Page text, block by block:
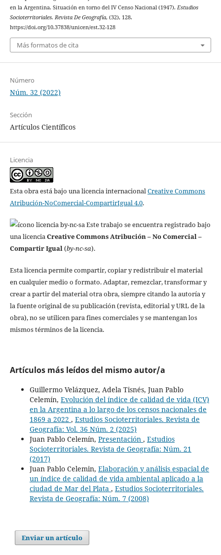
en la Argentina. Situación en torno del IV Censo Nacional (1947). Estudios
Socioterritoriales. Revista De Geografía, (32), 128.
https://doi.org/10.37838/unicen/est.32-128
Más formatos de cita
Número
Núm. 32 (2022)
Sección
Artículos Científicos
Licencia
Esta obra está bajo una licencia internacionalCreative Commons
Atribución-NoComercial-CompartirIgual 4.0.
Este trabajo se encuentra registrado bajo
una licenciaCreative Commons Atribución – No Comercial –
Compartir Igual(by-nc-sa).
Esta licencia permite compartir, copiar y redistribuir el material
en cualquier medio o formato. Adaptar, remezclar, transformar y
crear a partir del material otra obra, siempre citando la autoría y
la fuente original de su publicación (revista, editorial y URL de la
obra), no se utilicen para fines comerciales y se mantengan los
mismos términos de la licencia.
Artículos más leídos del mismo autor/a
Guillermo Velázquez, Adela Tisnés, Juan Pablo
Celemín, Evolución del índice de calidad de vida (ICV)
en la Argentina a lo largo de los censos nacionales de
1869 a 2022 , Estudios Socioterritoriales. Revista de
Geografía: Vol. 36 Núm. 2 (2025)
Juan Pablo Celemín, Presentación , Estudios
Socioterritoriales. Revista de Geografía: Núm. 21
(2017)
Juan Pablo Celemin, Elaboración y análisis espacial de
un índice de calidad de vida ambiental aplicado a la
ciudad de Mar del Plata , Estudios Socioterritoriales.
Revista de Geografía: Núm. 7 (2008)
Enviar un artículo